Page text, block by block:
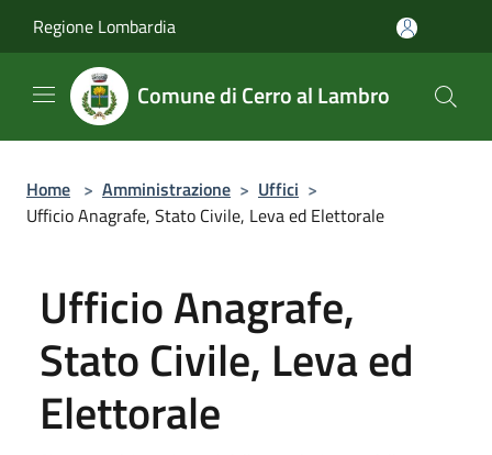
Regione Lombardia
Comune di Cerro al Lambro
Home > Amministrazione > Uffici >
Ufficio Anagrafe, Stato Civile, Leva ed Elettorale
Ufficio Anagrafe,
Stato Civile, Leva ed
Elettorale